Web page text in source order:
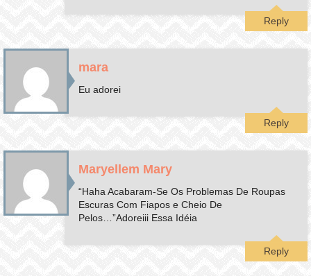
Reply
mara
Eu adorei
Reply
Maryellem Mary
“Haha Acabaram-Se Os Problemas De Roupas
Escuras Com Fiapos e Cheio De
Pelos…”Adoreiii Essa Idéia
Reply